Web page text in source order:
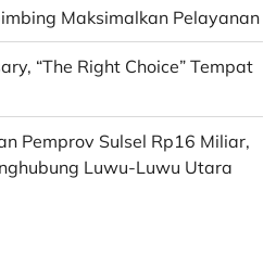
Maksimalkan Pelayanan
“The Right Choice” Tempat
Pemprov Sulsel Rp16 Miliar,
Luwu-Luwu Utara